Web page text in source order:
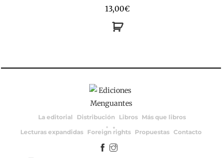
13,00€
La editorial Distribución Libros
Más que libros
Lecturas expandidas Foreign rights Propuestas Contacto